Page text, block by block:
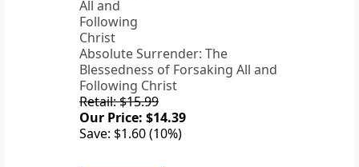
Absolute Surrender: The
Blessedness of Forsaking All and
Following Christ
Retail: $15.99
Our Price: $14.39
Save: $1.60 (10%)